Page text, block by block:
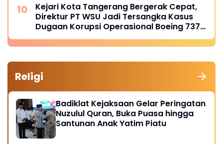
Kejari Kota Tangerang Bergerak Cepat,
Direktur PT WSU Jadi Tersangka Kasus
Dugaan Korupsi Operasional Boeing 737-
300
Religi
Badiklat Kejaksaan Gelar Peringatan
Nuzulul Quran, Buka Puasa hingga
Santunan Anak Yatim Piatu